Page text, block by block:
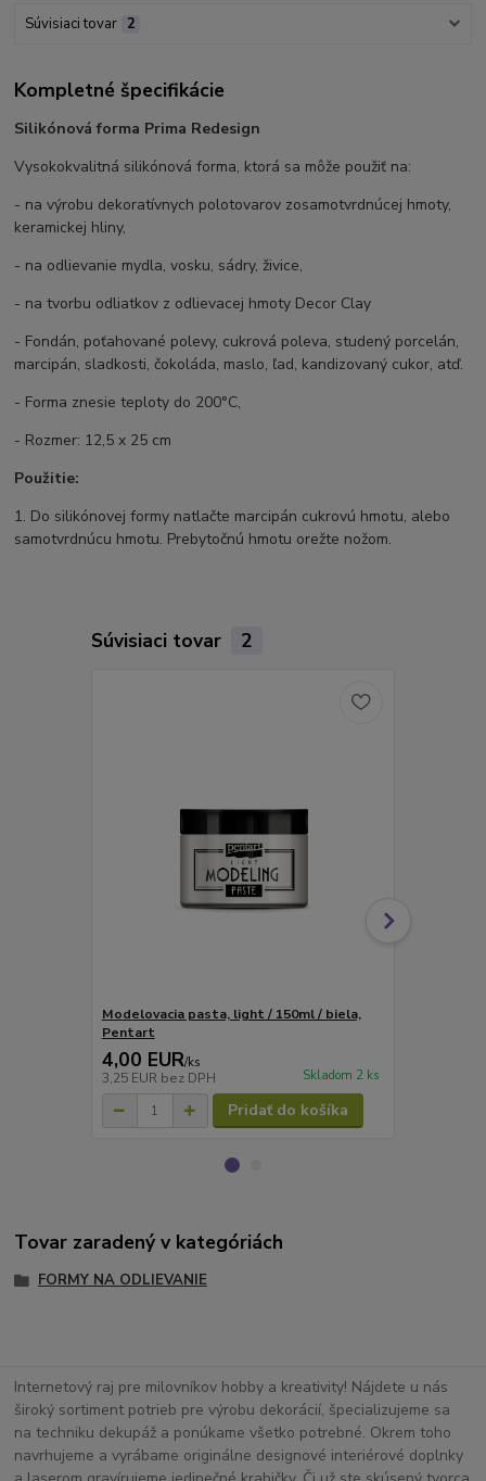
Súvisiaci tovar 2
Kompletné špecifikácie
Silikónová forma Prima Redesign
Vysokokvalitná silikónová forma, ktorá sa môže použiť na:
- na výrobu dekoratívnych polotovarov zosamotvrdnúcej hmoty,
keramickej hliny,
- na odlievanie mydla, vosku, sádry, živice,
- na tvorbu odliatkov z odlievacej hmoty Decor Clay
- Fondán, poťahované polevy, cukrová poleva, studený porcelán,
marcipán, sladkosti, čokoláda, maslo, ľad, kandizovaný cukor, atď.
- Forma znesie teploty do 200°C,
- Rozmer: 12,5 x 25 cm
Použitie:
1. Do silikónovej formy natlačte marcipán cukrovú hmotu, alebo
samotvrdnúcu hmotu. Prebytočnú hmotu orežte nožom.
Súvisiaci tovar 2
Modelovacia pasta, light / 150ml / biela,
Pentart
4,00 EUR/ks
3,25 EUR bez DPH Skladom 2 ks
Pridať do košíka
Tovar zaradený v kategóriách
FORMY NA ODLIEVANIE
Internetový raj pre milovníkov hobby a kreativity! Nájdete u nás
široký sortiment potrieb pre výrobu dekorácií, špecializujeme sa
na techniku dekupáž a ponúkame všetko potrebné. Okrem toho
navrhujeme a vyrábame originálne designové interiérové doplnky